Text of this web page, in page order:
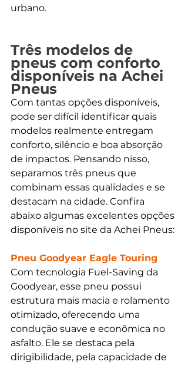
urbano.
Três modelos de
pneus com conforto
disponíveis na Achei
Pneus
Com tantas opções disponíveis,
pode ser difícil identificar quais
modelos realmente entregam
conforto, silêncio e boa absorção
de impactos. Pensando nisso,
separamos três pneus que
combinam essas qualidades e se
destacam na cidade. Confira
abaixo algumas excelentes opções
disponíveis no site da Achei Pneus:
Pneu Goodyear Eagle Touring
Com tecnologia Fuel-Saving da
Goodyear, esse pneu possui
estrutura mais macia e rolamento
otimizado, oferecendo uma
condução suave e econômica no
asfalto. Ele se destaca pela
dirigibilidade, pela capacidade de